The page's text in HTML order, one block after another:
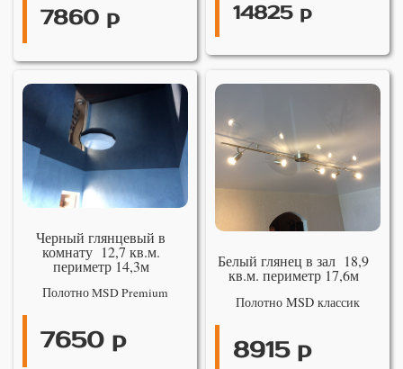
7860 р 14825 р
Черный глянцевый в
комнату 12,7 кв.м.
периметр 14,3м
Полотно MSD Premium
7650 р
Белый глянец в зал 18,9
кв.м. периметр 17,6м
Полотно MSD классик
8915 р